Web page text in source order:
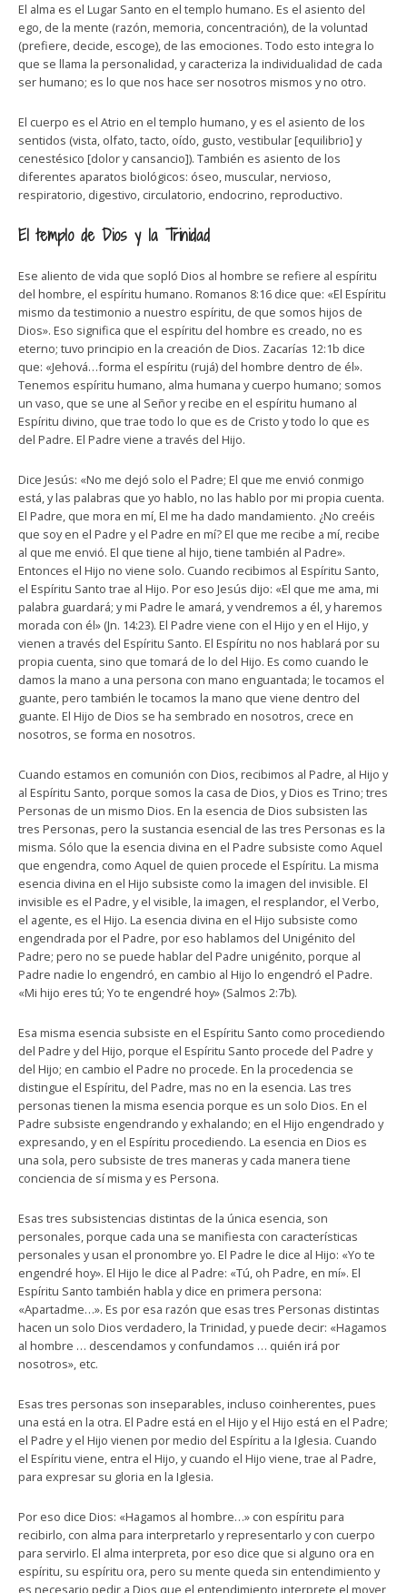
El alma es el Lugar Santo en el templo humano. Es el asiento del
ego, de la mente (razón, memoria, concentración), de la voluntad
(prefiere, decide, escoge), de las emociones. Todo esto integra lo
que se llama la personalidad, y caracteriza la individualidad de cada
ser humano; es lo que nos hace ser nosotros mismos y no otro.
El cuerpo es el Atrio en el templo humano, y es el asiento de los
sentidos (vista, olfato, tacto, oído, gusto, vestibular [equilibrio] y
cenestésico [dolor y cansancio]). También es asiento de los
diferentes aparatos biológicos: óseo, muscular, nervioso,
respiratorio, digestivo, circulatorio, endocrino, reproductivo.
El templo de Dios y la Trinidad
Ese aliento de vida que sopló Dios al hombre se refiere al espíritu
del hombre, el espíritu humano. Romanos 8:16 dice que: «El Espíritu
mismo da testimonio a nuestro espíritu, de que somos hijos de
Dios». Eso significa que el espíritu del hombre es creado, no es
eterno; tuvo principio en la creación de Dios. Zacarías 12:1b dice
que: «Jehová…forma el espíritu (rujá) del hombre dentro de él».
Tenemos espíritu humano, alma humana y cuerpo humano; somos
un vaso, que se une al Señor y recibe en el espíritu humano al
Espíritu divino, que trae todo lo que es de Cristo y todo lo que es
del Padre. El Padre viene a través del Hijo.
Dice Jesús: «No me dejó solo el Padre; El que me envió conmigo
está, y las palabras que yo hablo, no las hablo por mi propia cuenta.
El Padre, que mora en mí, El me ha dado mandamiento. ¿No creéis
que soy en el Padre y el Padre en mí? El que me recibe a mí, recibe
al que me envió. El que tiene al hijo, tiene también al Padre».
Entonces el Hijo no viene solo. Cuando recibimos al Espíritu Santo,
el Espíritu Santo trae al Hijo. Por eso Jesús dijo: «El que me ama, mi
palabra guardará; y mi Padre le amará, y vendremos a él, y haremos
morada con él» (Jn. 14:23). El Padre viene con el Hijo y en el Hijo, y
vienen a través del Espíritu Santo. El Espíritu no nos hablará por su
propia cuenta, sino que tomará de lo del Hijo. Es como cuando le
damos la mano a una persona con mano enguantada; le tocamos el
guante, pero también le tocamos la mano que viene dentro del
guante. El Hijo de Dios se ha sembrado en nosotros, crece en
nosotros, se forma en nosotros.
Cuando estamos en comunión con Dios, recibimos al Padre, al Hijo y
al Espíritu Santo, porque somos la casa de Dios, y Dios es Trino; tres
Personas de un mismo Dios. En la esencia de Dios subsisten las
tres Personas, pero la sustancia esencial de las tres Personas es la
misma. Sólo que la esencia divina en el Padre subsiste como Aquel
que engendra, como Aquel de quien procede el Espíritu. La misma
esencia divina en el Hijo subsiste como la imagen del invisible. El
invisible es el Padre, y el visible, la imagen, el resplandor, el Verbo,
el agente, es el Hijo. La esencia divina en el Hijo subsiste como
engendrada por el Padre, por eso hablamos del Unigénito del
Padre; pero no se puede hablar del Padre unigénito, porque al
Padre nadie lo engendró, en cambio al Hijo lo engendró el Padre.
«Mi hijo eres tú; Yo te engendré hoy» (Salmos 2:7b).
Esa misma esencia subsiste en el Espíritu Santo como procediendo
del Padre y del Hijo, porque el Espíritu Santo procede del Padre y
del Hijo; en cambio el Padre no procede. En la procedencia se
distingue el Espíritu, del Padre, mas no en la esencia. Las tres
personas tienen la misma esencia porque es un solo Dios. En el
Padre subsiste engendrando y exhalando; en el Hijo engendrado y
expresando, y en el Espíritu procediendo. La esencia en Dios es
una sola, pero subsiste de tres maneras y cada manera tiene
conciencia de sí misma y es Persona.
Esas tres subsistencias distintas de la única esencia, son
personales, porque cada una se manifiesta con características
personales y usan el pronombre yo. El Padre le dice al Hijo: «Yo te
engendré hoy». El Hijo le dice al Padre: «Tú, oh Padre, en mí». El
Espíritu Santo también habla y dice en primera persona:
«Apartadme…». Es por esa razón que esas tres Personas distintas
hacen un solo Dios verdadero, la Trinidad, y puede decir: «Hagamos
al hombre … descendamos y confundamos … quién irá por
nosotros», etc.
Esas tres personas son inseparables, incluso coinherentes, pues
una está en la otra. El Padre está en el Hijo y el Hijo está en el Padre;
el Padre y el Hijo vienen por medio del Espíritu a la Iglesia. Cuando
el Espíritu viene, entra el Hijo, y cuando el Hijo viene, trae al Padre,
para expresar su gloria en la Iglesia.
Por eso dice Dios: «Hagamos al hombre…» con espíritu para
recibirlo, con alma para interpretarlo y representarlo y con cuerpo
para servirlo. El alma interpreta, por eso dice que si alguno ora en
espíritu, su espíritu ora, pero su mente queda sin entendimiento y
es necesario pedir a Dios que el entendimiento interprete el mover